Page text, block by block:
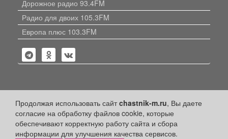
Продолжая использовать сайтchastnik-m.ru, Вы даете
согласие на обработку файлов cookie, которые
обеспечивают корректную работу сайта и сбора
информации для улучшения качества сервисов.
Дорожное радио 93.4FM
Радио для двоих 105.3FM
Европа плюс 103.3FM
Политика конфиденциальности
Публикации с пометкой «Реклама», «На правах рекламы»,
«Партнёрский проект» оплачены рекламодателем.
Редакция сайта не несет ответственности за достоверность